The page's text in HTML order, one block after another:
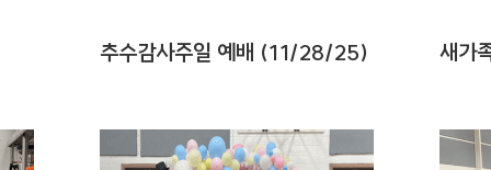
추수감사주일 예배 (11/28/25) 새가